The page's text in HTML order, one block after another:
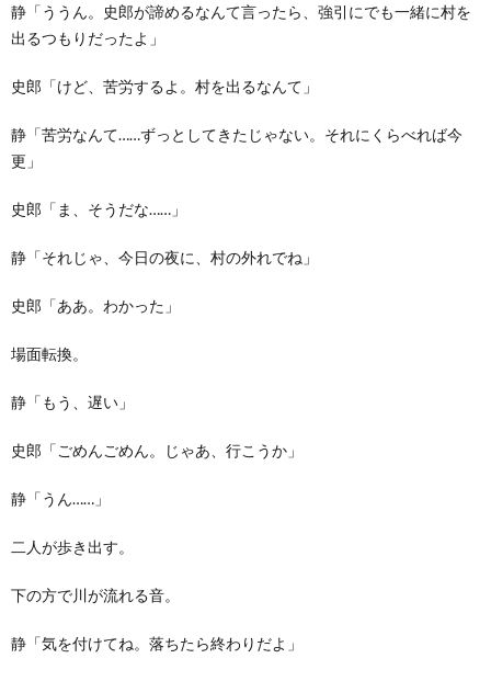
静「ううん。史郎が諦めるなんて言ったら、強引にでも一緒に村を
出るつもりだったよ」
史郎「けど、苦労するよ。村を出るなんて」
静「苦労なんて……ずっとしてきたじゃない。それにくらべれば今
更」
史郎「ま、そうだな……」
静「それじゃ、今日の夜に、村の外れでね」
史郎「ああ。わかった」
場面転換。
静「もう、遅い」
史郎「ごめんごめん。じゃあ、行こうか」
静「うん……」
二人が歩き出す。
下の方で川が流れる音。
静「気を付けてね。落ちたら終わりだよ」